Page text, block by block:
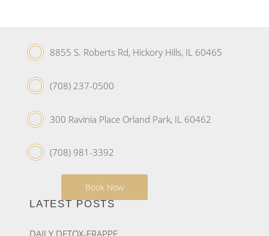
8855 S. Roberts Rd, Hickory Hills, IL 60465
(708) 237-0500
300 Ravinia Place Orland Park, IL 60462
(708) 981-3392
Book Now
LATEST POSTS